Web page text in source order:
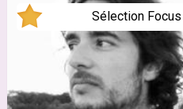
Sélection